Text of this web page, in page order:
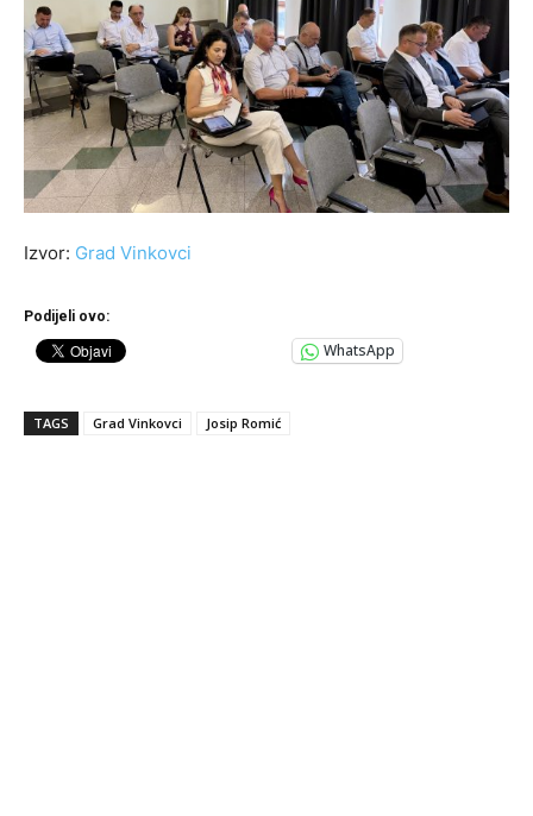
Izvor: Grad Vinkovci
Podijeli ovo:
WhatsApp
TAGS Grad Vinkovci Josip Romić